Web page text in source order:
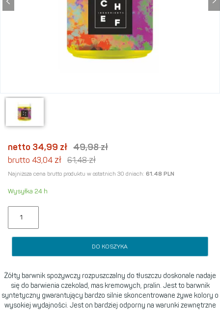
netto 34,99 zł 49,98zł
brutto 43,04 zł 61,48zł
Najniższa cena brutto produktu w ostatnich 30 dniach: 61.48 PLN
Wysyłka 24 h
DO KOSZYKA
Żółty barwnik spożywczy rozpuszczalny do tłuszczu doskonale nadaje
się do barwienia czekolad, mas kremowych, pralin. Jest to barwnik
syntetyczny gwarantujący bardzo silnie skoncentrowane żywe kolory o
wysokiej wydajności. Jest on bardziej odporny na warunki zewnętrzne